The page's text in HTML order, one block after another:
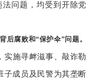
问题，均受到开除党
后腐败和“保护伞”问题。
实施寻衅滋事、敲诈勒
子成员及民警为其垄断